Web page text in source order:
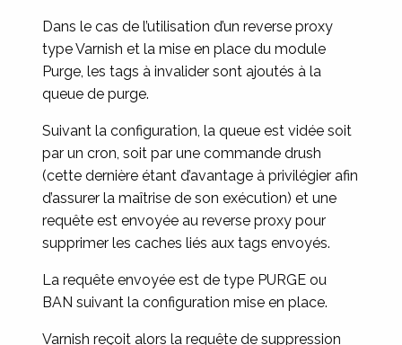
Dans le cas de l’utilisation d’un reverse proxy
type Varnish et la mise en place du module
Purge, les tags à invalider sont ajoutés à la
queue de purge.
Suivant la configuration, la queue est vidée soit
par un cron, soit par une commande drush
(cette dernière étant d’avantage à privilégier afin
d’assurer la maîtrise de son exécution) et une
requête est envoyée au reverse proxy pour
supprimer les caches liés aux tags envoyés.
La requête envoyée est de type PURGE ou
BAN suivant la configuration mise en place.
Varnish reçoit alors la requête de suppression